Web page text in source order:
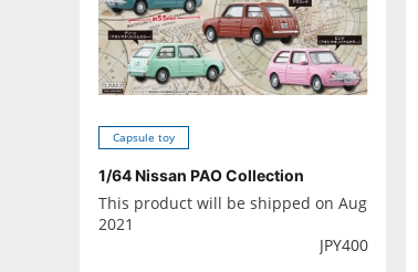
Capsule toy
1/64 Nissan PAO Collection
This product will be shipped on Aug
2021
JPY400